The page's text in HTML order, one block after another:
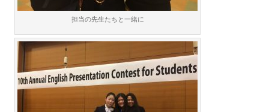
担当の先生たちと一緒に